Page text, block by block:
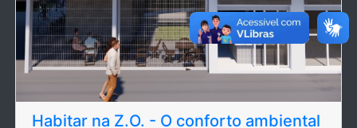
Habitar na Z.O. - O conforto ambiental